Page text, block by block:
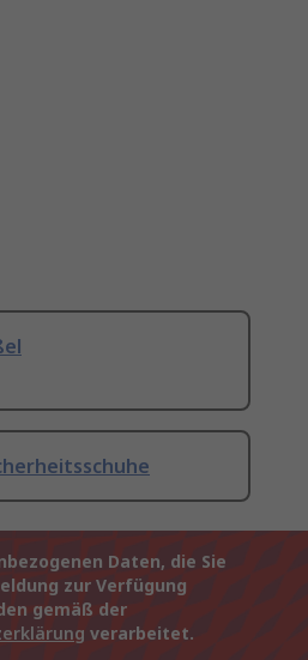
Daten, die Sie
zur Verfügung
gemäß der
verarbeitet.